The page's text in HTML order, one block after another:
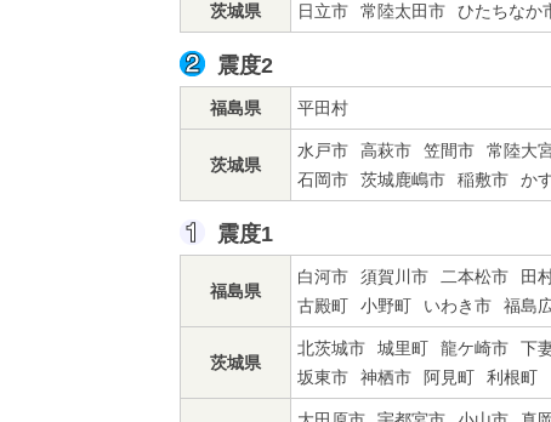
茨城県 日立市 常陸太田市 ひたちなか
震度2
福島県 平田村
茨城県
水戸市 高萩市 笠間市 常陸大
石岡市
茨城鹿嶋市 稲敷市 か
震度1
福島県
白河市 須賀川市 二本松市 田
古殿町
小野町 いわき市 福島
茨城県
北茨城市 城里町 龍ケ崎市 下
坂東市
神栖市 阿見町 利根町